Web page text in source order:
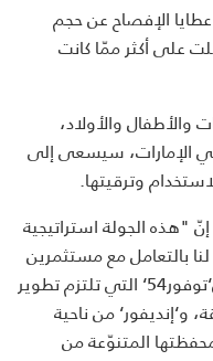
الإفصاح عن حجم
على أكثر ممّا كانت
والأولاد،
الإمارات، سيسعى إلى
وترقيتها.
الجولة استراتيجية
بالتعامل مع مستثمرين
يمكنهم أن يفتحوا الأبواب أمامنا، مثل‘توفور54‘ التي تلتزم تطوير
و‘إنديفور‘ من ناحية
المتنوّعة من